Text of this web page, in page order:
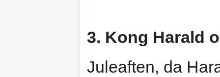
3. Kong Harald
Juleaften, da